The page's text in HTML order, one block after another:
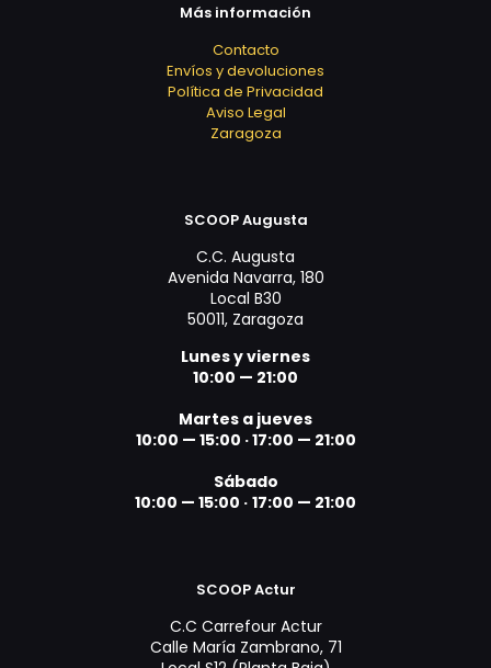
Más información
Contacto
Envíos y devoluciones
Política de Privacidad
Aviso Legal
Zaragoza
SCOOP Augusta
C.C. Augusta
Avenida Navarra, 180
Local B30
50011, Zaragoza
Lunes y viernes
10:00 — 21:00
Martes a jueves
10:00 — 15:00 ·17:00 — 21:00
Sábado
10:00 — 15:00 · 17:00 — 21:00
SCOOP Actur
C.C Carrefour Actur
Calle María Zambrano, 71